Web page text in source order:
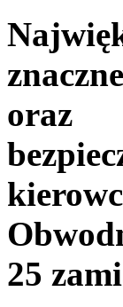
oraz
25